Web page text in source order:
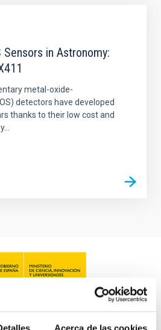
Acerca de las cookies
in Astronomy:
metal-oxide-
detectors have developed
thanks to their low cost and